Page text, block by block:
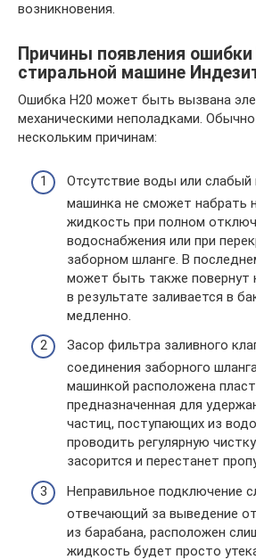
возникновения.
Причины появления ошибки
стиральной машине
Ошибка Н20 может быть вызвана
механическими неполадками.
нескольким причинам:
Отсутствие воды или слабый
машинка не сможет набрать
жидкость при полном
водоснабжения или при
заборном шланге. В
может быть также повернут
в результате заливается в
медленно.
Засор фильтра заливного
соединения заборного
машинкой расположена
предназначенная для
частиц, поступающих из
проводить регулярную
засорится и перестанет
Неправильное подключение
отвечающий за выведение
из барабана, расположен
жидкость будет просто